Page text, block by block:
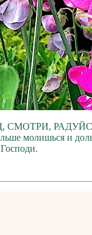
молишься и